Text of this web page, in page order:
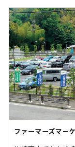
ファーマーズマー